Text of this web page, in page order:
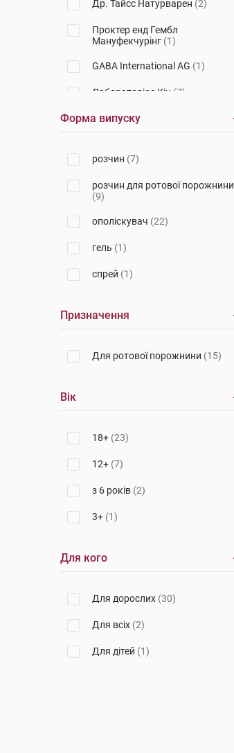
Др. Тайсс Натурварен (2)
Проктер енд Гембл
Мануфекчурінг (1)
GABA International AG (1)
Лабораторіос Кін (7)
Форма випуску
розчин (7)
розчин для ротової порожнини
(9)
ополіскувач (22)
гель (1)
спрей (1)
Призначення
Для ротової порожнини (15)
Вік
18+ (23)
12+ (7)
з 6 років (2)
3+ (1)
Для кого
Для дорослих (30)
Для всіх (2)
Для дітей (1)